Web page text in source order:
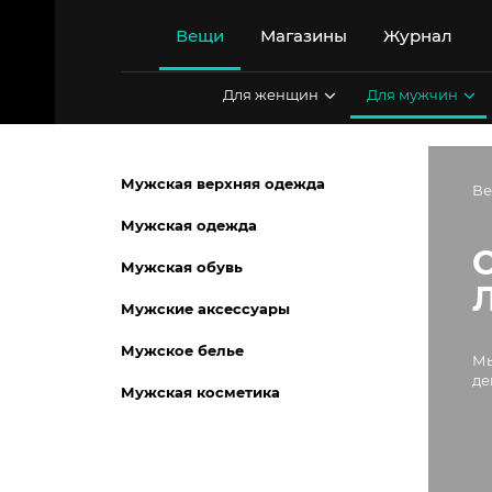
Вещи Магазины Журнал
Для женщин Для мужчин
Мужская верхняя одежда
Мужская одежда
Мужская обувь
Мужские аксессуары
Мужское белье
Мужская косметика